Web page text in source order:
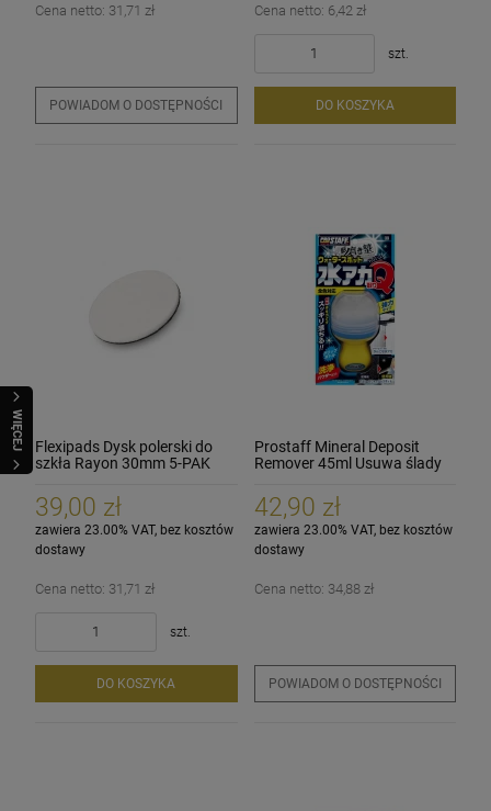
WIĘCEJ
Cena netto: 31,71 zł
POWIADOM O DOSTĘPNOŚCI
Cena netto: 6,42 zł
szt.
DO KOSZYKA
Flexipads Dysk polerski do
szkła Rayon 30mm 5-PAK
39,00 zł
zawiera 23.00% VAT, bez kosztów
dostawy
Cena netto: 31,71 zł
szt.
DO KOSZYKA
Prostaff Mineral Deposit
Remover 45ml Usuwa ślady
42,90 zł
zawiera 23.00% VAT, bez kosztów
dostawy
Cena netto: 34,88 zł
POWIADOM O DOSTĘPNOŚCI